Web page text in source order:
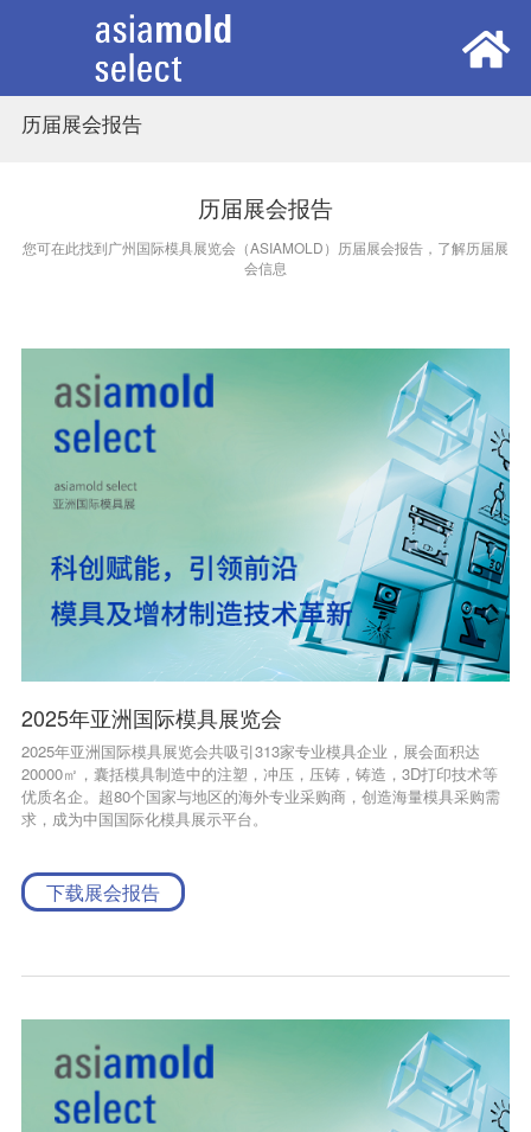
首页
参展中心
同期活动
新闻中心
联系我们
EN
历届展会报告
历届展会报告
您可在此找到广州国际模具展览会（ASIAMOLD）历届展会报告，了解历届展
会信息
2025年亚洲国际模具展览会
2025年亚洲国际模具展览会共吸引313家专业模具企业，展会面积达
20000㎡，囊括模具制造中的注塑，冲压，压铸，铸造，3D打印技术等
优质名企。超80个国家与地区的海外专业采购商，创造海量模具采购需
求，成为中国国际化模具展示平台。
下载展会报告